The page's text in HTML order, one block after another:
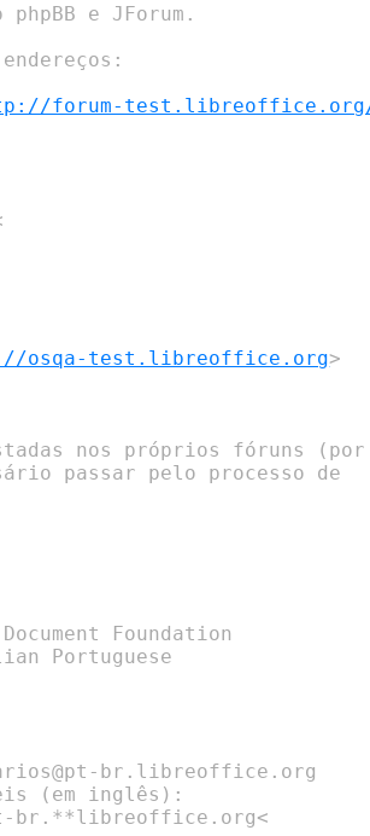
e JForum.
forum-
osqa-test.libreoffice.org>
nos próprios fóruns (por
passar pelo processo de
Foundation
Portuguese
br.libreoffice.org
(em inglês):